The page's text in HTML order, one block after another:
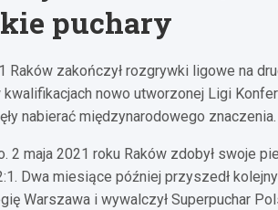
puchary
Raków zakończył rozgrywki ligowe na
kwalifikacjach nowo utworzonej Ligi
nabierać międzynarodowego znaczenia.
2 maja 2021 roku Raków zdobył swoje
Dwa miesiące później przyszedł
Warszawa i wywalczył Superpuchar